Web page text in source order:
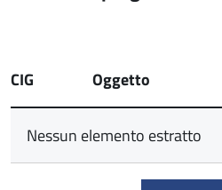
CIG Oggetto
Nessun elemento estratto